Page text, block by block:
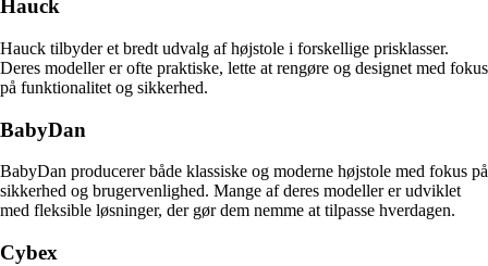
Hauck
Hauck tilbyder et bredt udvalg af højstole i forskellige prisklasser.
Deres modeller er ofte praktiske, lette at rengøre og designet med fokus
på funktionalitet og sikkerhed.
BabyDan
BabyDan producerer både klassiske og moderne højstole med fokus på
sikkerhed og brugervenlighed. Mange af deres modeller er udviklet
med fleksible løsninger, der gør dem nemme at tilpasse hverdagen.
Cybex